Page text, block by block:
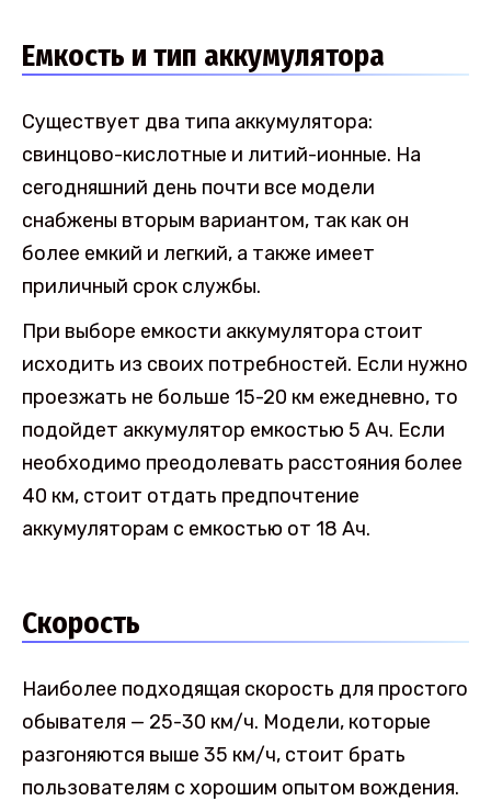
Емкость и тип аккумулятора
Существует два типа аккумулятора:
свинцово-кислотные и литий-ионные. На
сегодняшний день почти все модели
снабжены вторым вариантом, так как он
более емкий и легкий, а также имеет
приличный срок службы.
При выборе емкости аккумулятора стоит
исходить из своих потребностей. Если нужно
проезжать не больше 15-20 км ежедневно, то
подойдет аккумулятор емкостью 5 Ач. Если
необходимо преодолевать расстояния более
40 км, стоит отдать предпочтение
аккумуляторам с емкостью от 18 Ач.
Скорость
Наиболее подходящая скорость для простого
обывателя — 25-30 км/ч. Модели, которые
разгоняются выше 35 км/ч, стоит брать
пользователям с хорошим опытом вождения.